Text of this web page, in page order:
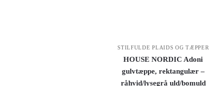
STILFULDE PLAIDS OG TÆPPER
HOUSE NORDIC Adoni
gulvtæppe, rektangulær –
råhvid/lysegrå uld/bomuld